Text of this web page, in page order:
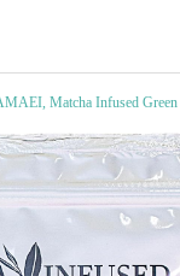
Matcha Infused Green